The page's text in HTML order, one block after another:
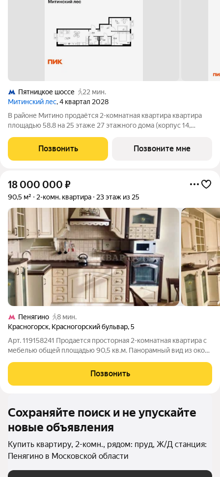
Пятницкое шоссе
22 мин.
Митинский лес, 4 квартал 2028
В районе Митино продаётся 2-комнатная квартира квартира
площадью 58.8 на 25 этаже 27 этажного дома (корпус 14,
расположение 20 минут пешком до станции метро
«Пятницкое шоссе». 8 минут на автомобиле до
Позвонить Позвоните мне
18 000 000 ₽
90,5 м² 2-комн. квартира 23 этаж из 25
Пенягино
8 мин.
Красногорск, Красногорский бульвар,5
Арт. 119158241 Продается просторная 2-комнатная квартира с
мебелью общей площадью 90,5 кв.м. Панорамный вид из окон
вместительная гардеробная. Ухоженные входные группы с
консъержем. Развитый
Позвонить
Сохраняйте поиск и не упускайте
новые объявления
Купить квартиру, 2-комн., рядом: пруд, Ж/Д станция:
Пенягино в Московской области